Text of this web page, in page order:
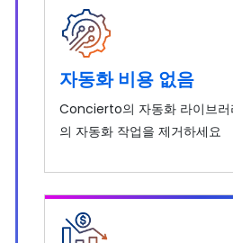
자동화 비용 없음
Concierto의 자동화 라이브러
의 자동화 작업을 제거하세요